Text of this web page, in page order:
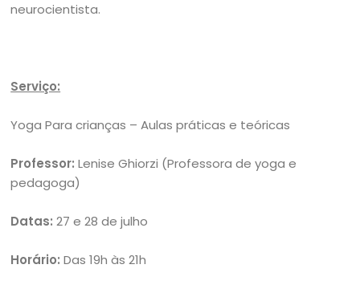
neurocientista.
Serviço:
Yoga Para crianças – Aulas práticas e teóricas
Professor: Lenise Ghiorzi (Professora de yoga e
pedagoga)
Datas: 27 e 28 de julho
Horário: Das 19h às 21h